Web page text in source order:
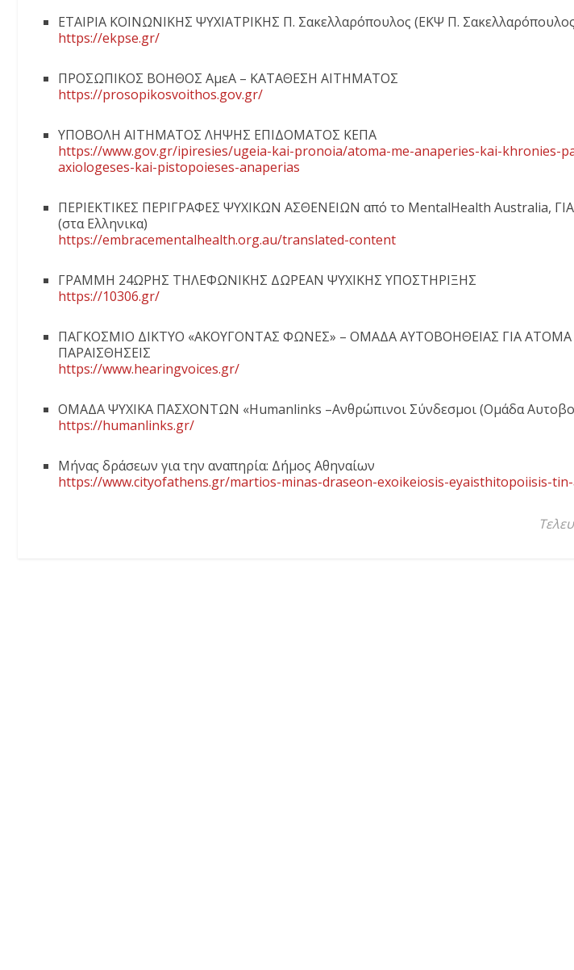
ΕΤΑΙΡΙΑ ΚΟΙΝΩΝΙΚΗΣ ΨΥΧΙΑΤΡΙΚΗΣ Π. Σακελλαρόπουλος (ΕΚΨ Π.
https://ekpse.gr/
ΠΡΟΣΩΠΙΚΟΣ ΒΟΗΘΟΣ ΑμεΑ – ΚΑΤΑΘΕΣΗ ΑΙΤΗΜΑΤΟΣ
https://prosopikosvoithos.gov.gr/
ΥΠΟΒΟΛΗ ΑΙΤΗΜΑΤΟΣ ΛΗΨΗΣ ΕΠΙΔΟΜΑΤΟΣ ΚΕΠΑ
https://www.gov.gr/ipiresies/ugeia-kai-pronoia/atoma-me-anaperies-kai-khronies-
axiologeses-kai-pistopoieses-anaperias
ΠΕΡΙΕΚΤΙΚΕΣ ΠΕΡΙΓΡΑΦΕΣ ΨΥΧΙΚΩΝ ΑΣΘΕΝΕΙΩΝ από το MentalHealth Australia,
(στα Ελληνικα)
https://embracementalhealth.org.au/translated-content
ΓΡΑΜΜΗ 24ΩΡΗΣ ΤΗΛΕΦΩΝΙΚΗΣ ΔΩΡΕΑΝ ΨΥΧΙΚΗΣ ΥΠΟΣΤΗΡΙΞΗΣ
https://10306.gr/
ΠΑΓΚΟΣΜΙΟ ΔΙΚΤΥΟ «ΑΚΟΥΓΟΝΤΑΣ ΦΩΝΕΣ» – ΟΜΑΔΑ ΑΥΤΟΒΟΗΘΕΙΑΣ ΓΙΑ ΑΤΟΜΑ
ΠΑΡΑΙΣΘΗΣΕΙΣ
https://www.hearingvoices.gr/
ΟΜΑΔΑ ΨΥΧΙΚΑ ΠΑΣΧΟΝΤΩΝ «Humanlinks –Ανθρώπινοι Σύνδεσμοι (Ομάδα
https://humanlinks.gr/
Μήνας δράσεων για την αναπηρία: Δήμος Αθηναίων
https://www.cityofathens.gr/martios-minas-draseon-exoikeiosis-eyaisthitopoiisis-